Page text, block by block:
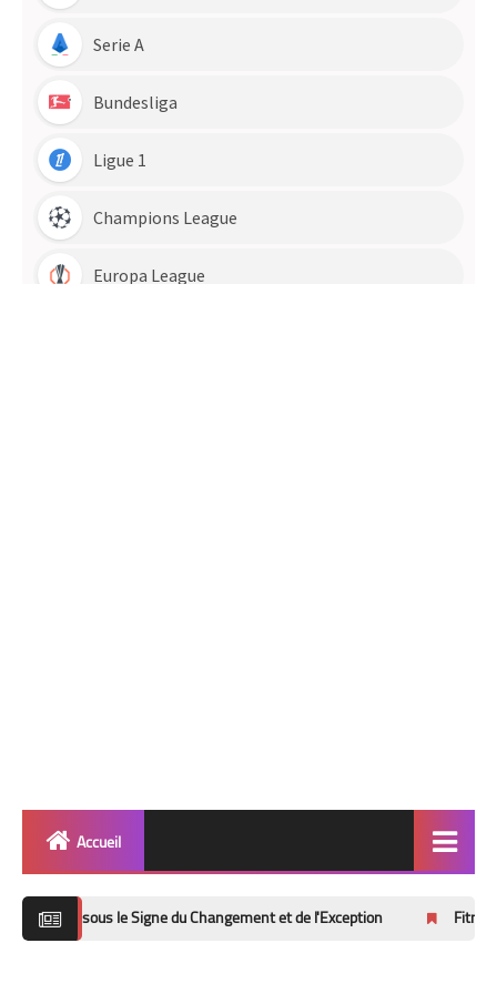
Accueil
le Signe du Changement et de l'Exception Fitness Routines